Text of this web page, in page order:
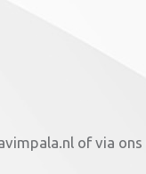
of via ons